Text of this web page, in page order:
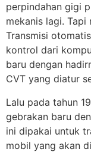
perpindahan gigi
mekanis lagi.
Transmisi
kontrol dari
baru dengan
CVT yang diatur
Lalu pada tahun
gebrakan baru
ini dipakai untuk
mobil yang akan